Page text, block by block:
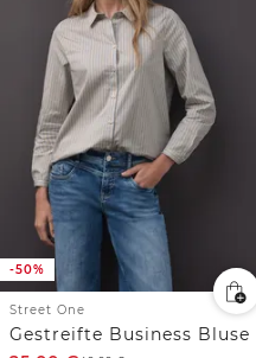
-50%
Street One
Gestreifte Business Bluse